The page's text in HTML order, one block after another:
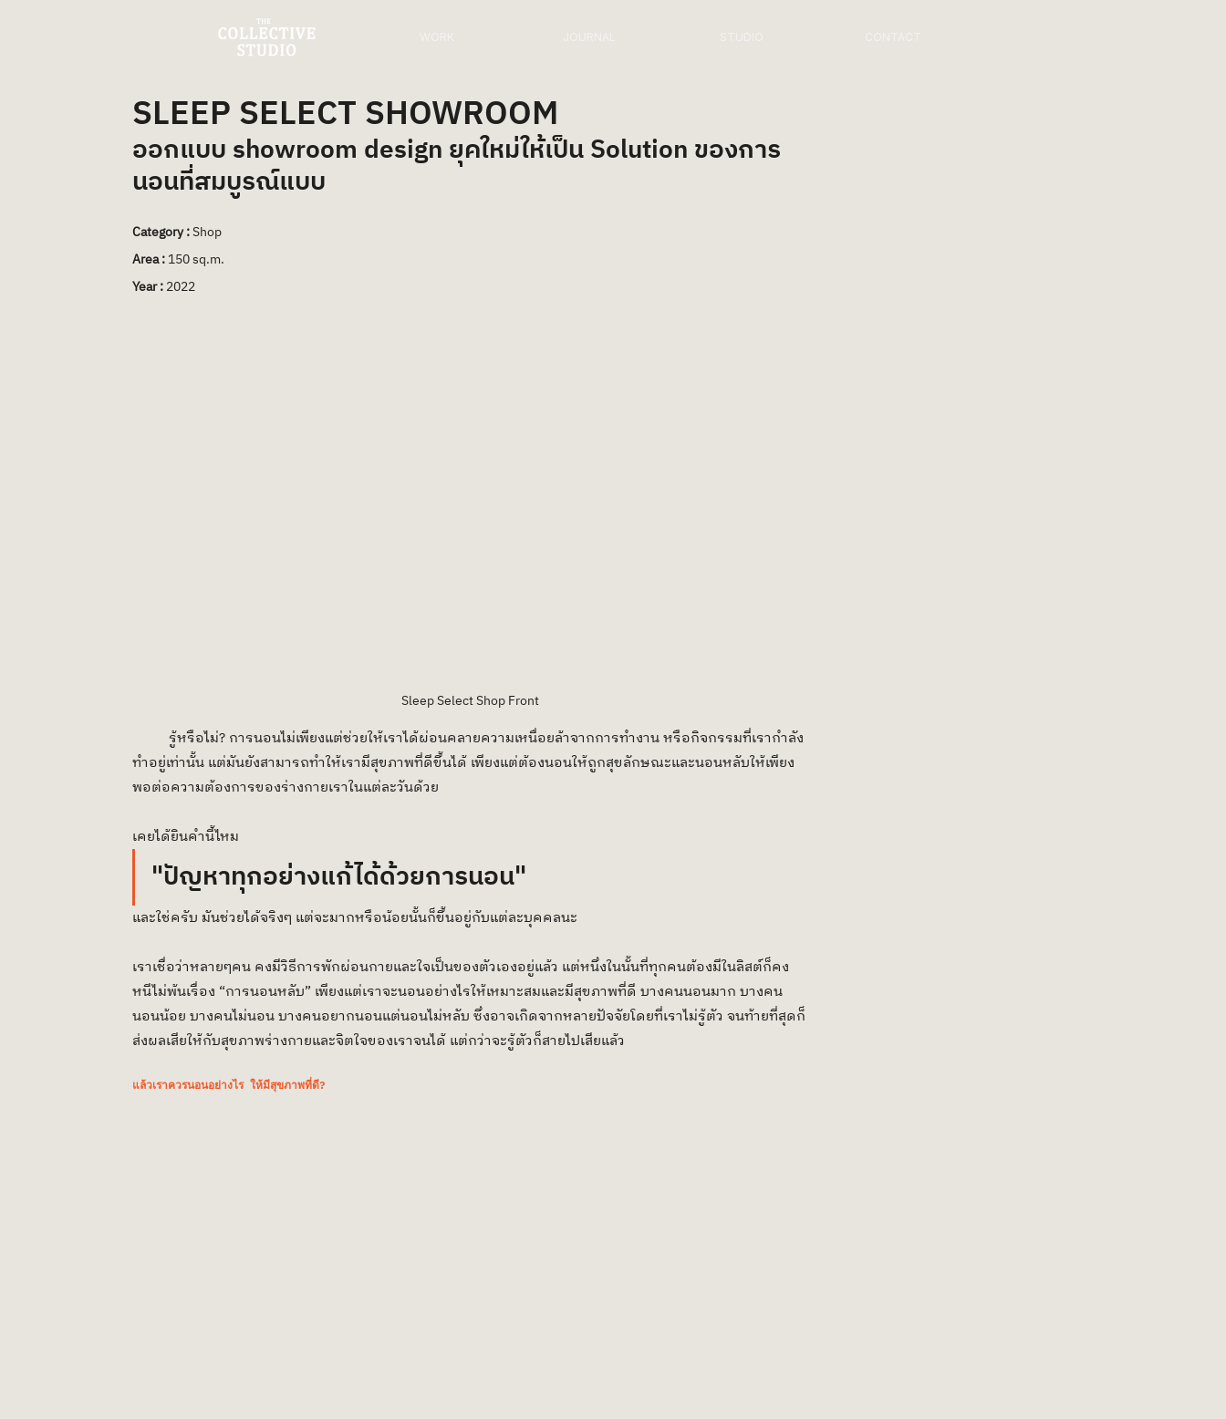
SLEEP SELECT SHOWROOM
ออกแบบ showroom design ยุคใหม่ให้เป็น Solution ของการ
นอนที่สมบูรณ์แบบ
Category : Shop
Area : 150 sq.m.
Year : 2022
Sleep Select Shop Front
ทำอยู่เท่านั้น แต่มันยังสามารถทำให้เรามีสุขภาพที่ดีขึ้นได้ เพียงแต่ต้องนอนให้ถูกสุขลักษณะและนอนหลับให้เพียง
พอต่อความต้องการของร่างกายเราในแต่ละวันด้วย
เคยได้ยินคำนี้ไหม
"ปัญหาทุกอย่างแก้ได้ด้วยการนอน"
และใช่ครับ มันช่วยได้จริงๆ แต่จะมากหรือน้อยนั้นก็ขึ้นอยู่กับแต่ละบุคคลนะ
เราเชื่อว่าหลายๆคน คงมีวิธีการพักผ่อนกายและใจเป็นของตัวเองอยู่แล้ว แต่หนึ่งในนั้นที่ทุกคนต้องมีในลิสต์ก็คง
หนีไม่พ้นเรื่อง “การนอนหลับ” เพียงแต่เราจะนอนอย่างไรให้เหมาะสมและมีสุขภาพที่ดี บางคนนอนมาก บางคน
นอนน้อย บางคนไม่นอน บางคนอยากนอนแต่นอนไม่หลับ ซึ่งอาจเกิดจากหลายปัจจัยโดยที่เราไม่รู้ตัว จนท้ายที่สุดก็
ส่งผลเสียให้กับสุขภาพร่างกายและจิตใจของเราจนได้ แต่กว่าจะรู้ตัวก็สายไปเสียแล้ว
แล้วเราควรนอนอย่างไร ให้มีสุขภาพที่ดี?